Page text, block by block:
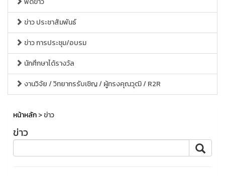
ข่าว ประชาสัมพันธ์
ข่าว การประชุม/อบรม
นักศึกษาได้รางวัล
งานวิจัย / วิทยากรรับเชิญ / ผู้ทรงคุณวุฒิ / R2R
หน้าหลัก> ข่าว
ข่าว